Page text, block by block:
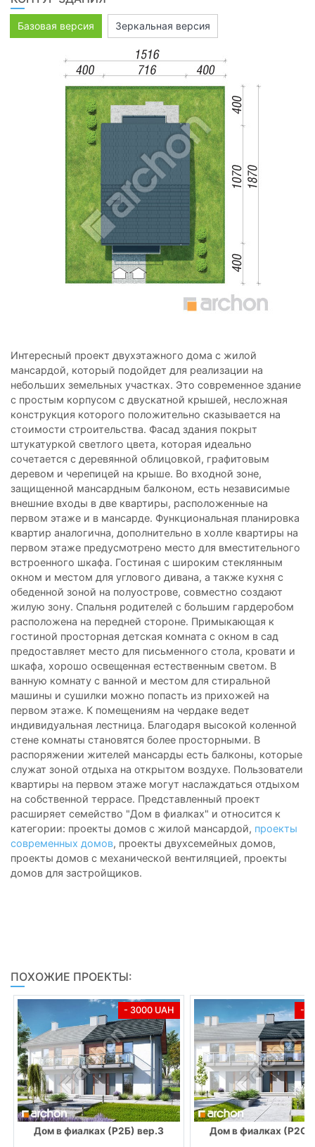
Базовая версия Зеркальная версия
Интересный проект двухэтажного дома с жилой
мансардой, который подойдет для реализации на
небольших земельных участках. Это современное здание
с простым корпусом с двускатной крышей, несложная
конструкция которого положительно сказывается на
стоимости строительства. Фасад здания покрыт
штукатуркой светлого цвета, которая идеально
сочетается с деревянной облицовкой, графитовым
деревом и черепицей на крыше. Во входной зоне,
защищенной мансардным балконом, есть независимые
внешние входы в две квартиры, расположенные на
первом этаже и в мансарде. Функциональная планировка
квартир аналогична, дополнительно в холле квартиры на
первом этаже предусмотрено место для вместительного
встроенного шкафа. Гостиная с широким стеклянным
окном и местом для углового дивана, а также кухня с
обеденной зоной на полуострове, совместно создают
жилую зону. Спальня родителей с большим гардеробом
расположена на передней стороне. Примыкающая к
гостиной просторная детская комната с окном в сад
предоставляет место для письменного стола, кровати и
шкафа, хорошо освещенная естественным светом. В
ванную комнату с ванной и местом для стиральной
машины и сушилки можно попасть из прихожей на
первом этаже. К помещениям на чердаке ведет
индивидуальная лестница. Благодаря высокой коленной
стене комнаты становятся более просторными. В
распоряжении жителей мансарды есть балконы, которые
служат зоной отдыха на открытом воздухе. Пользователи
квартиры на первом этаже могут наслаждаться отдыхом
на собственной террасе. Представленный проект
расширяет семейство "Дом в фиалках" и относится к
категории: проекты домов с жилой мансардой, проекты
современных домов, проекты двухсемейных домов,
проекты домов с механической вентиляцией, проекты
домов для застройщиков.
ПОХОЖИЕ ПРОЕКТЫ:
- 3000 UAH
Дом в фиалках (Р2Б) вер.3
-
Дом в фиалках (Р2С)